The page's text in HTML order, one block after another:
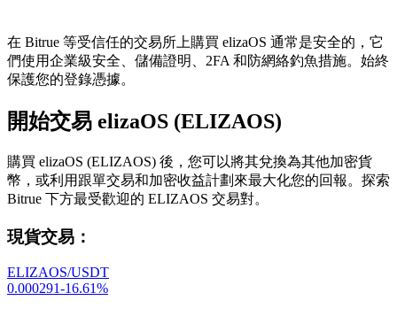
在 Bitrue 等受信任的交易所上購買 elizaOS 通常是安全的，它
們使用企業級安全、儲備證明、2FA 和防網絡釣魚措施。始終
保護您的登錄憑據。
開始交易 elizaOS (ELIZAOS)
購買 elizaOS (ELIZAOS) 後，您可以將其兌換為其他加密貨
幣，或利用跟單交易和加密收益計劃來最大化您的回報。探索
Bitrue 下方最受歡迎的 ELIZAOS 交易對。
現貨交易 ：
ELIZAOS/USDT
0.000291-16.61%